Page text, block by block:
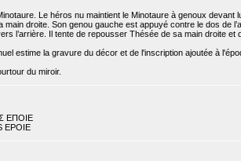
Le héros nu maintient le Minotaure à genoux devant
droite. Son genou gauche est appuyé contre le dos de
l’arrière. Il tente de repousser Thésée de sa main droite et
estime la gravure du décor et de l'inscription ajoutée à
du miroir.
ΕΠΟΙΕ
EPOIE